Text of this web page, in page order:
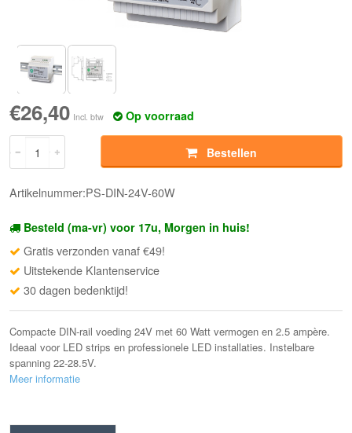
€26,40 Incl. btw Op voorraad
Bestellen
Artikelnummer:PS-DIN-24V-60W
Besteld (ma-vr) voor 17u, Morgen in huis!
Gratis verzonden vanaf €49!
Uitstekende Klantenservice
30 dagen bedenktijd!
Compacte DIN-rail voeding 24V met 60 Watt vermogen en 2.5 ampère.
Ideaal voor LED strips en professionele LED installaties. Instelbare
spanning 22-28.5V.
Meer informatie